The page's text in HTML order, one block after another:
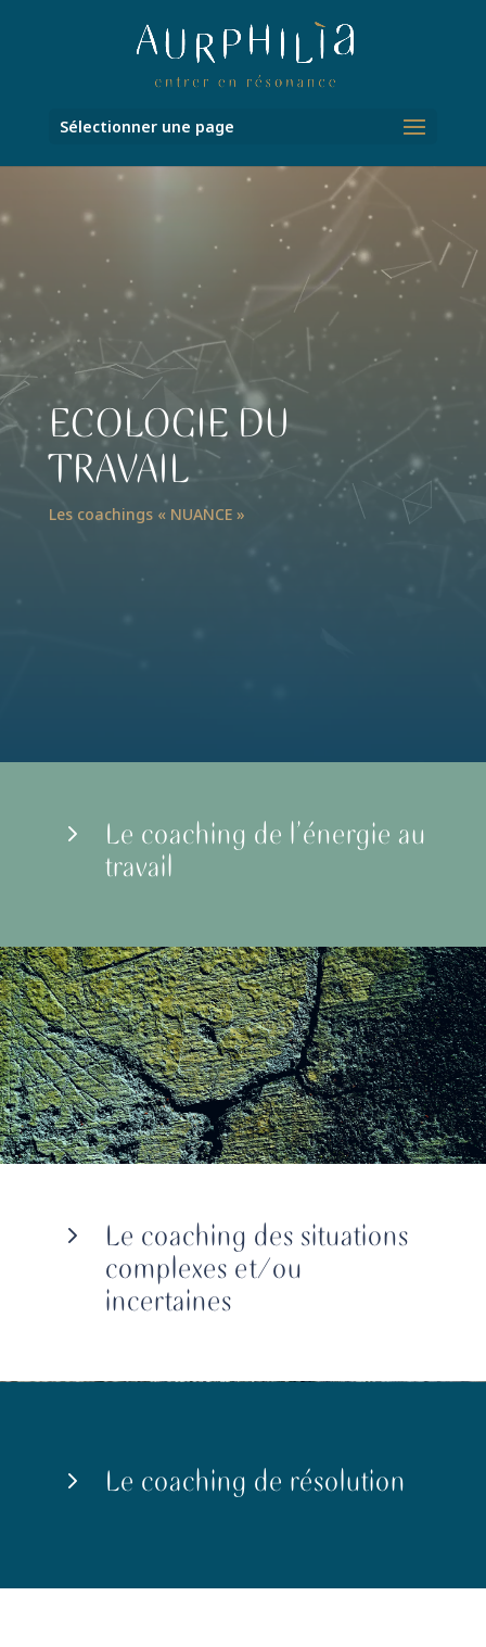
Sélectionner une page
ECOLOGIE DU
TRAVAIL
Les coachings « NUANCE »
5
Le coaching de l’énergie au
travail
5
Le coaching des situations
complexes et/ou
incertaines
5 Le coaching de résolution